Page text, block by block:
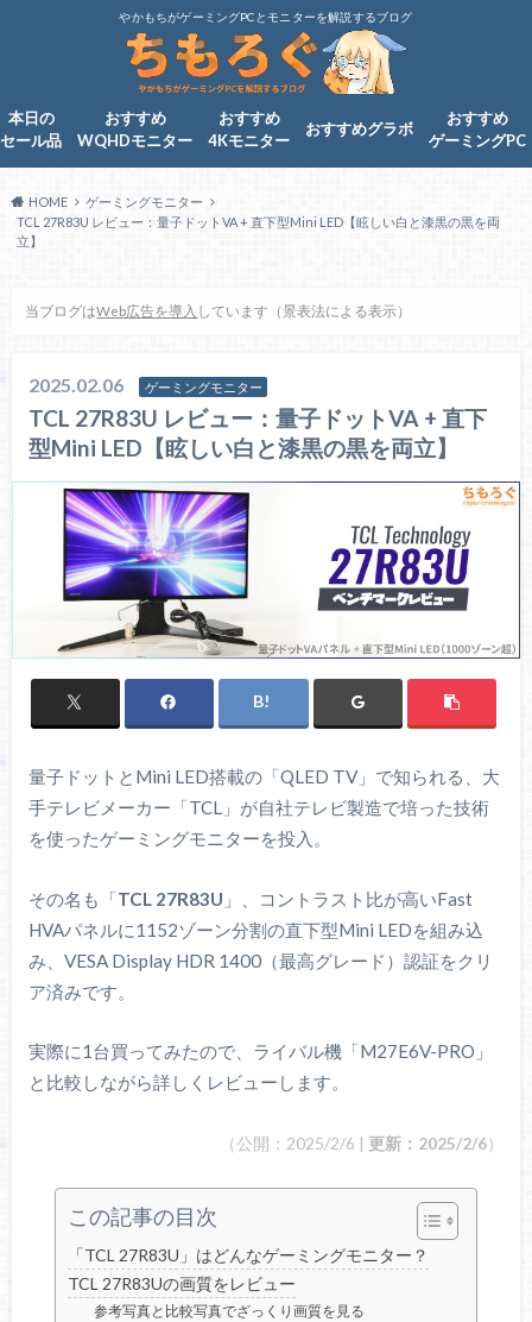
やかもちがゲーミングPCとモニターを解説するブログ
本日の
セール品
おすすめ
WQHDモニター
おすすめ
4Kモニター
おすすめグラボ
おすすめ
ゲーミングPC
HOME
ゲーミングモニター
TCL 27R83U レビュー：量子ドットVA + 直下型Mini LED【眩しい白と漆黒の黒を両
立】
当ブログはWeb広告を導入 しています（景表法による表示）
2025.02.06 ゲーミングモニター
TCL 27R83U レビュー：量子ドットVA + 直下
型Mini LED【眩しい白と漆黒の黒を両立】
量子ドットとMini LED搭載の「QLED TV」で知られる、大
手テレビメーカー「TCL」が自社テレビ製造で培った技術
を使ったゲーミングモニターを投入。
その名も「TCL 27R83U 」、コントラスト比が高いFast
HVAパネルに1152ゾーン分割の直下型Mini LEDを組み込
み、VESA Display HDR 1400（最高グレード）認証をクリ
ア済みです。
実際に1台買ってみたので、ライバル機「M27E6V-PRO」
と比較しながら詳しくレビューします。
（公開：2025/2/6 |更新：2025/2/6）
この記事の目次
「TCL 27R83U」はどんなゲーミングモニター？
TCL 27R83Uの画質をレビュー
参考写真と比較写真でざっくり画質を見る